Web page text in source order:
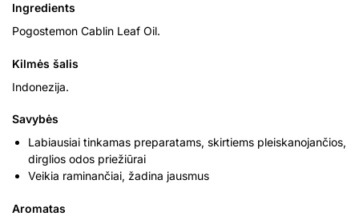
Ingredients
Pogostemon Cablin Leaf Oil.
Kilmės šalis
Indonezija.
Savybės
Labiausiai tinkamas preparatams, skirtiems pleiskanojančios,
dirglios odos priežiūrai
Veikia raminančiai, žadina jausmus
Aromatas